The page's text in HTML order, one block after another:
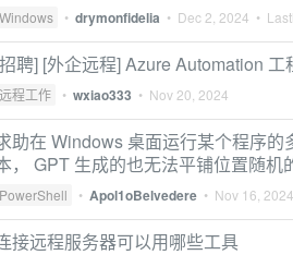
Windows • drymonfidelia • Dec 2, 2024 •
聘] [外企远程] Azure Automation 工
远程工作 • wxiao333 • Nov 20, 2024
助在 Windows 桌面运行某个程序
， GPT 生成的也无法平铺位置随机
PowerShell • Apol1oBelvedere • Nov 16, 2024
接远程服务器可以用哪些工具